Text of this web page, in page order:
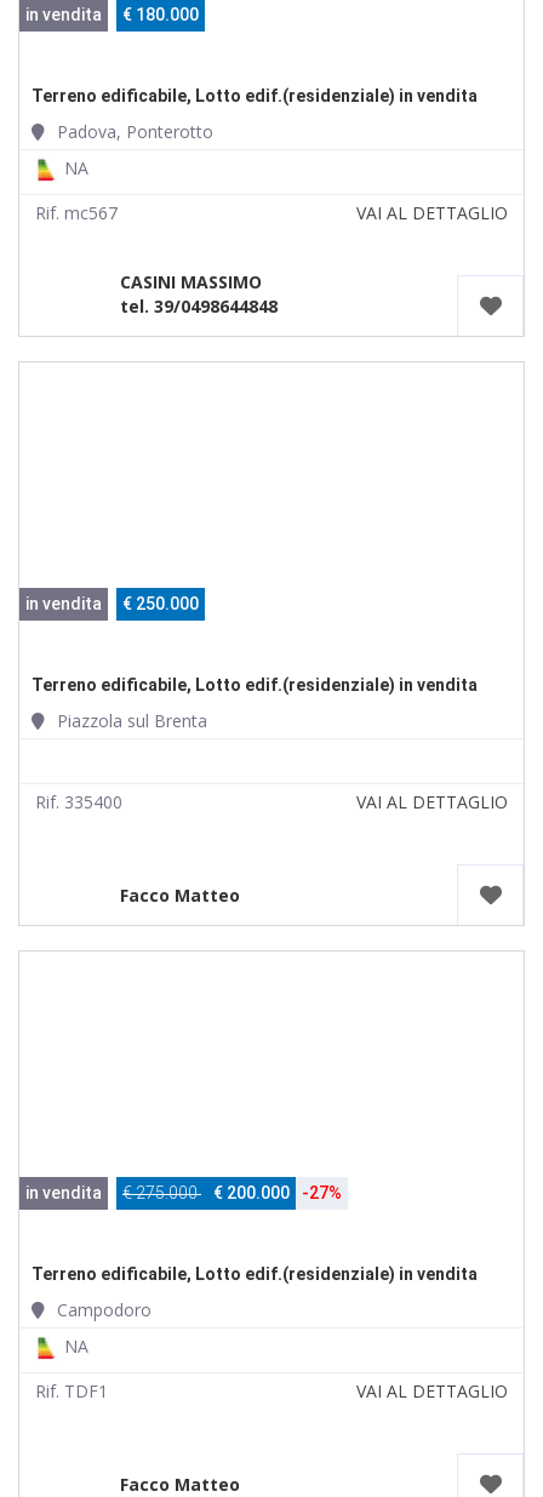
in vendita € 180.000
Terreno edificabile, Lotto edif.(residenziale) in vendita
Padova, Ponterotto
NA
Rif. mc567
VAI AL DETTAGLIO
CASINI MASSIMO
tel. 39/0498644848
in vendita € 250.000
Terreno edificabile, Lotto edif.(residenziale) in vendita
Piazzola sul Brenta
Rif. 335400 VAI AL DETTAGLIO
Facco Matteo
in vendita € 275.000 € 200.000 -27%
Terreno edificabile, Lotto edif.(residenziale) in vendita
Campodoro
NA
Rif. TDF1
VAI AL DETTAGLIO
Facco Matteo